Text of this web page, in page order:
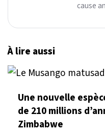
cause
À lire aussi
Une nouvelle
de 210 millions
Zimbabwe